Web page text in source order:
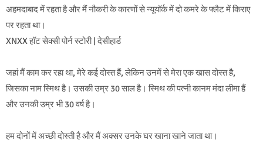
अहमदाबाद में रहता है और मैं नौकरी के कारणों से न्यूयॉर्क में दो कमरे के फ्लैट में किराए
पर रहता था।
XNXX हॉट सेक्सी पोर्न स्टोरी | देसीहार्ड
जहां मैं काम कर रहा था, मेरे कई दोस्त हैं, लेकिन उनमें से मेरा एक खास दोस्त है,
जिसका नाम स्मिथ है। उसकी उम्र 30 साल है। स्मिथ की पत्नी कानम मंदा लीमा हैं
और उनकी उम्र भी 30 वर्ष है।
हम दोनों में अच्छी दोस्ती है और मैं अक्सर उनके घर खाना खाने जाता था।